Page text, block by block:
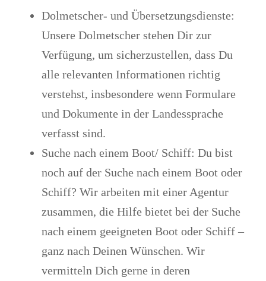
Dolmetscher- und Übersetzungsdienste:
Unsere Dolmetscher stehen Dir zur
Verfügung, um sicherzustellen, dass Du
alle relevanten Informationen richtig
verstehst, insbesondere wenn Formulare
und Dokumente in der Landessprache
verfasst sind.
Suche nach einem Boot/ Schiff: Du bist
noch auf der Suche nach einem Boot oder
Schiff? Wir arbeiten mit einer Agentur
zusammen, die Hilfe bietet bei der Suche
nach einem geeigneten Boot oder Schiff –
ganz nach Deinen Wünschen. Wir
vermitteln Dich gerne in deren